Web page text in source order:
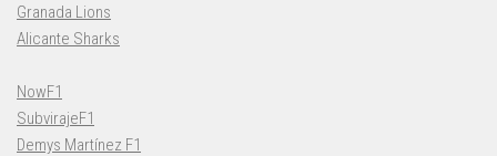
Granada Lions
Alicante Sharks
NowF1
SubvirajeF1
Demys Martínez F1